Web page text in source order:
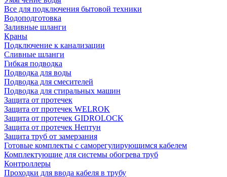
Все для подключения бытовой техники
Водоподготовка
Заливные шланги
Краны
Подключение к канализации
Сливные шланги
Гибкая подводка
Подводка для воды
Подводка для смесителей
Подводка для стиральных машин
Защита от протечек
Защита от протечек WELROK
Защита от протечек GIDROLOCK
Защита от протечек Нептун
Защита труб от замерзания
Готовые комплекты с саморегулирующимся кабелем
Комплектующие для системы обогрева труб
Контроллеры
Проходки для ввода кабеля в трубу